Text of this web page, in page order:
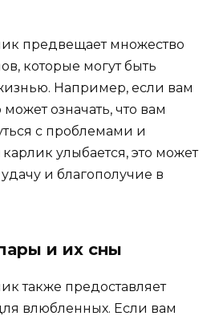
предвещает множество
которые могут быть
Например, если вам
означать, что вам
с проблемами и
улыбается, это может
и благополучие в
и их сны
также предоставляет
влюбленных. Если вам